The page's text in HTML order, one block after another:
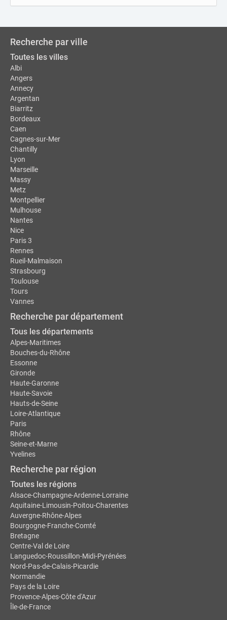
Recherche par ville
Toutes les villes
Albi
Angers
Annecy
Argentan
Biarritz
Bordeaux
Caen
Cagnes-sur-Mer
Chantilly
Lyon
Marseille
Massy
Metz
Montpellier
Mulhouse
Nantes
Nice
Paris 3
Rennes
Rueil-Malmaison
Strasbourg
Toulouse
Tours
Vannes
Recherche par département
Tous les départements
Alpes-Maritimes
Bouches-du-Rhône
Essonne
Gironde
Haute-Garonne
Haute-Savoie
Hauts-de-Seine
Loire-Atlantique
Paris
Rhône
Seine-et-Marne
Yvelines
Recherche par région
Toutes les régions
Alsace-Champagne-Ardenne-Lorraine
Aquitaine-Limousin-Poitou-Charentes
Auvergne-Rhône-Alpes
Bourgogne-Franche-Comté
Bretagne
Centre-Val de Loire
Languedoc-Roussillon-Midi-Pyrénées
Nord-Pas-de-Calais-Picardie
Normandie
Pays de la Loire
Provence-Alpes-Côte d'Azur
Île-de-France